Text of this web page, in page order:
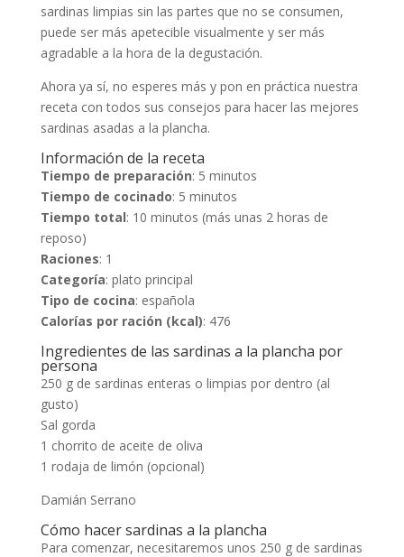
sardinas limpias sin las partes que no se consumen,
puede ser más apetecible visualmente y ser más
agradable a la hora de la degustación.
Ahora ya sí, no esperes más y pon en práctica nuestra
receta con todos sus consejos para hacer las mejores
sardinas asadas a la plancha.
Información de la receta
Tiempo de preparación: 5 minutos
Tiempo de cocinado: 5 minutos
Tiempo total: 10 minutos (más unas 2 horas de
reposo)
Raciones: 1
Categoría: plato principal
Tipo de cocina: española
Calorías por ración (kcal): 476
Ingredientes de las sardinas a la plancha por
persona
250 g de sardinas enteras o limpias por dentro (al
gusto)
Sal gorda
1 chorrito de aceite de oliva
1 rodaja de limón (opcional)
Damián Serrano
Cómo hacer sardinas a la plancha
Para comenzar, necesitaremos unos 250 g de sardinas